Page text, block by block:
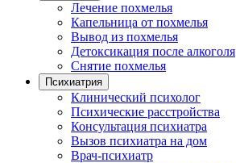
Лечение похмелья
Капельница от похмелья
Вывод из похмелья
Детоксикация после алкоголя
Снятие похмелья
Психиатрия
Клинический психолог
Психические расстройства
Консультация психиатра
Вызов психиатра на дом
Врач-психиатр